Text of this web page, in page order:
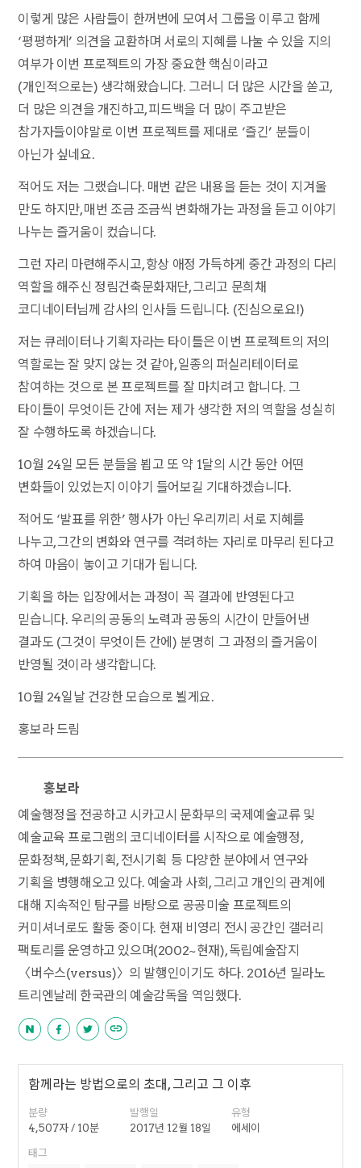
이렇게 많은 사람들이 한꺼번에 모여서 그룹을 이루고 함께
‘평평하게’ 의견을 교환하며 서로의 지혜를 나눌 수 있을 지의
여부가 이번 프로젝트의 가장 중요한 핵심이라고
(개인적으로는) 생각해왔습니다. 그러니 더 많은 시간을 쏟고,
더 많은 의견을 개진하고, 피드백을 더 많이 주고받은
참가자들이야말로 이번 프로젝트를 제대로 ‘즐긴’ 분들이
아닌가 싶네요.
적어도 저는 그랬습니다. 매번 같은 내용을 듣는 것이 지겨울
만도 하지만, 매번 조금 조금씩 변화해가는 과정을 듣고 이야기
나누는 즐거움이 컸습니다.
그런 자리 마련해주시고, 항상 애정 가득하게 중간 과정의 다리
역할을 해주신 정림건축문화재단, 그리고 문희채
코디네이터님께 감사의 인사들 드립니다. (진심으로요!)
저는 큐레이터나 기획자라는 타이틀은 이번 프로젝트의 저의
역할로는 잘 맞지 않는 것 같아, 일종의 퍼실리테이터로
참여하는 것으로 본 프로젝트를 잘 마치려고 합니다. 그
타이틀이 무엇이든 간에 저는 제가 생각한 저의 역할을 성실히
잘 수행하도록 하겠습니다.
10월 24일 모든 분들을 뵙고 또 약 1달의 시간 동안 어떤
변화들이 있었는지 이야기 들어보길 기대하겠습니다.
적어도 ‘발표를 위한’ 행사가 아닌 우리끼리 서로 지혜를
나누고, 그간의 변화와 연구를 격려하는 자리로 마무리 된다고
하여 마음이 놓이고 기대가 됩니다.
기획을 하는 입장에서는 과정이 꼭 결과에 반영된다고
믿습니다. 우리의 공동의 노력과 공동의 시간이 만들어낸
결과도 (그것이 무엇이든 간에) 분명히 그 과정의 즐거움이
반영될 것이라 생각합니다.
10월 24일날 건강한 모습으로 뵐게요.
홍보라 드림
홍보라
예술행정을 전공하고 시카고시 문화부의 국제예술교류 및
예술교육 프로그램의 코디네이터를 시작으로 예술행정,
문화정책, 문화기획, 전시기획 등 다양한 분야에서 연구와
기획을 병행해오고 있다. 예술과 사회, 그리고 개인의 관계에
대해 지속적인 탐구를 바탕으로 공공미술 프로젝트의
커미셔너로도 활동 중이다. 현재 비영리 전시 공간인 갤러리
팩토리를 운영하고 있으며(2002~현재), 독립예술잡지
〈버수스(versus)〉의 발행인이기도 하다. 2016년 밀라노
트리엔날레 한국관의 예술감독을 역임했다.
함께라는 방법으로의 초대, 그리고 그 이후
분량
4,507자 / 10분
발행일
2017년 12월 18일
유형
에세이
태그